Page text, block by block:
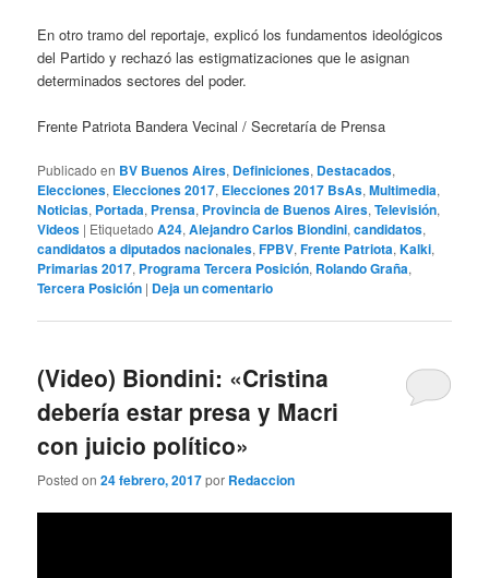
En otro tramo del reportaje, explicó los fundamentos ideológicos
del Partido y rechazó las estigmatizaciones que le asignan
determinados sectores del poder.
Frente Patriota Bandera Vecinal / Secretaría de Prensa
Publicado en BV Buenos Aires, Definiciones, Destacados,
Elecciones, Elecciones 2017, Elecciones 2017 BsAs,Multimedia,
Noticias, Portada, Prensa, Provincia de Buenos Aires,Televisión,
Videos | Etiquetado A24,Alejandro Carlos Biondini,candidatos,
candidatos a diputados nacionales,FPBV,Frente Patriota,Kalki,
Primarias 2017, Programa Tercera Posición, Rolando Graña,
Tercera Posición | Deja un comentario
(Video) Biondini: «Cristina
debería estar presa y Macri
con juicio político»
Posted on24 febrero, 2017por Redaccion